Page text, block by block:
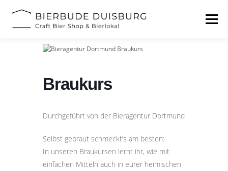
Inhalt
Menü
Braukurs
Durchgeführt von der Bieragentur Dortmund
Selbst gebraut schmeckt’s am besten:
In unseren Braukursen lernt ihr, wie mit
einfachen Mitteln auch in eurer heimischen